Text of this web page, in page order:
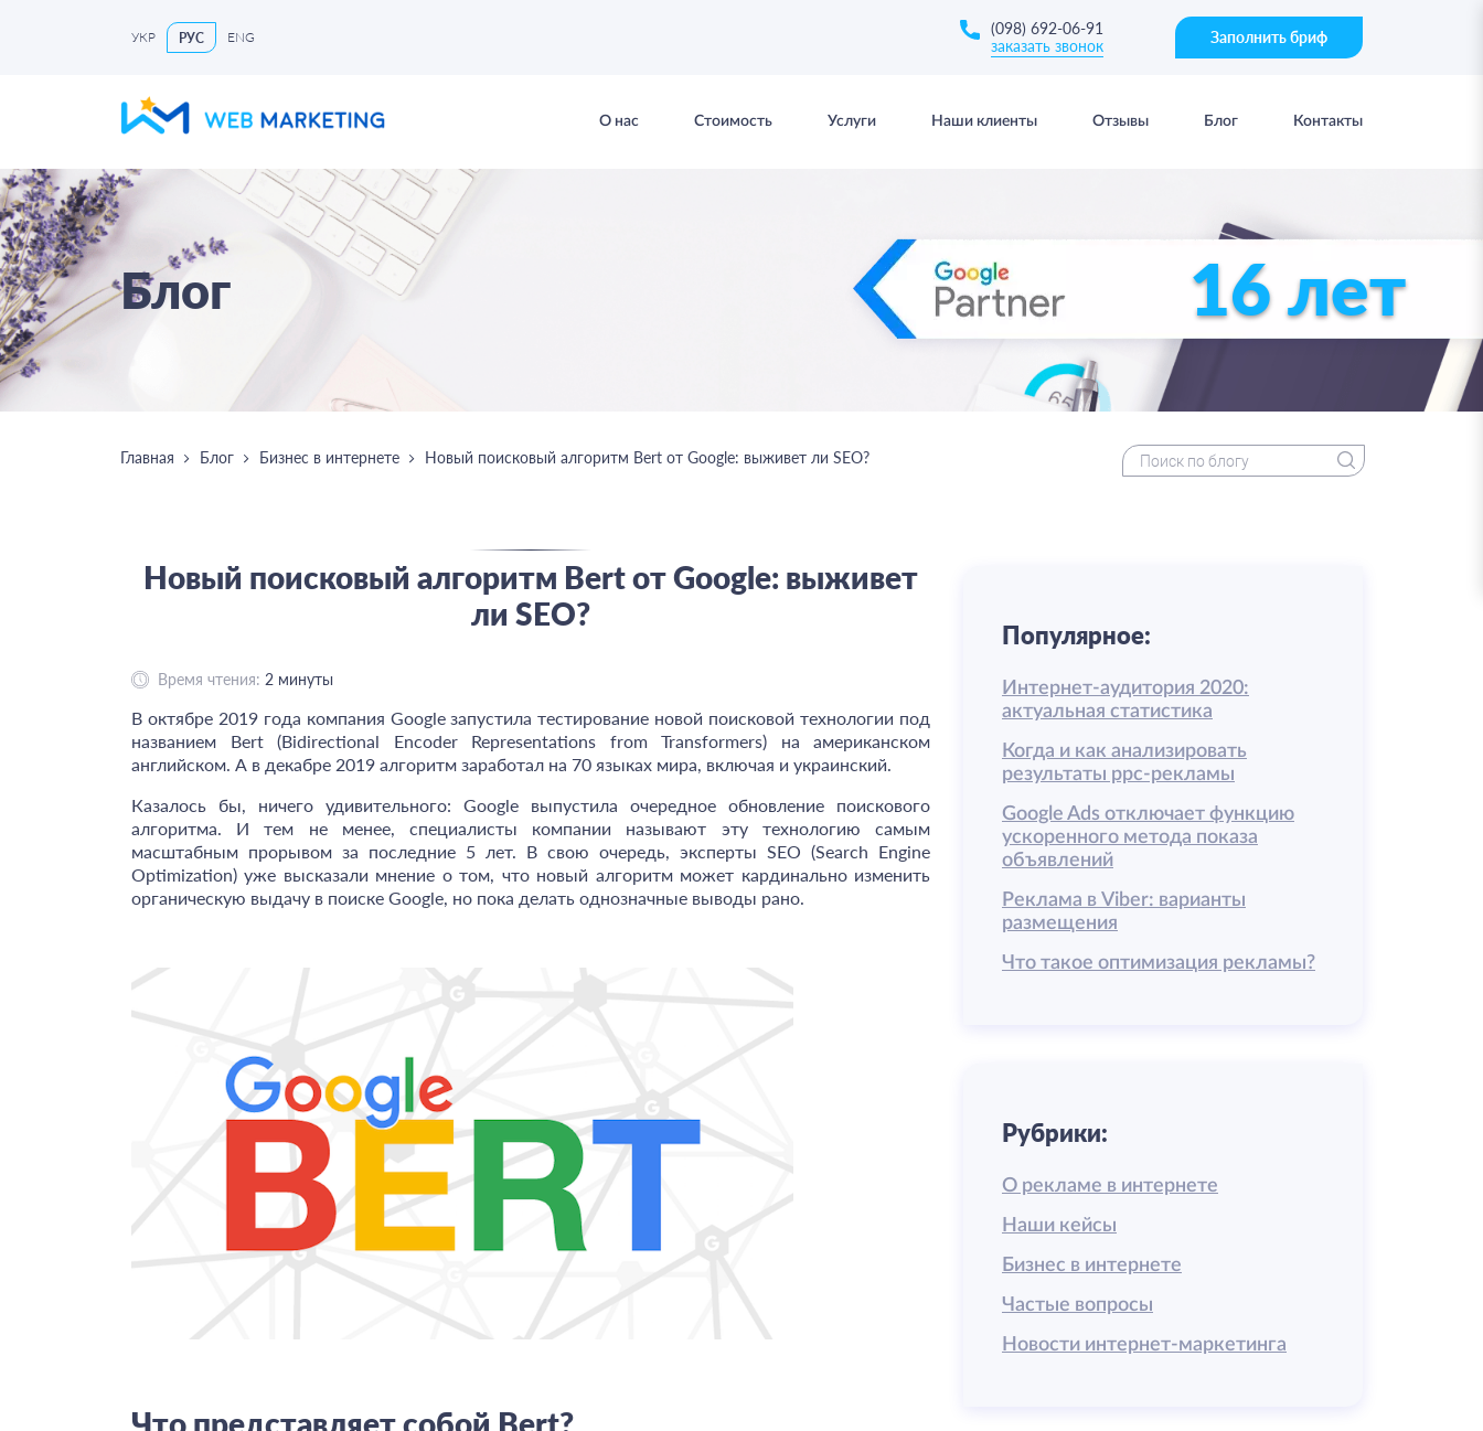
УКР РУС ENG
(098) 692-06-91
заказать звонок
Заполнить бриф
О нас Стоимость Услуги Наши клиенты Отзывы Блог Контакты
Блог 16 лет
Главная Блог Бизнес в интернете Новый поисковый алгоритм Bert от Google: выживет ли SEO?
Новый поисковый алгоритм Bert от Google: выживет
ли SEO?
Время чтения: 2 минуты
В октябре 2019 года компания Google запустила тестирование новой поисковой технологии под
названием Bert (Bidirectional Encoder Representations from Transformers) на американском
английском. А в декабре 2019 алгоритм заработал на 70 языках мира, включая и украинский.
Казалось бы, ничего удивительного: Google выпустила очередное обновление поискового
алгоритма. И тем не менее, специалисты компании называют эту технологию самым
масштабным прорывом за последние 5 лет. В свою очередь, эксперты SEO (Search Engine
Optimization) уже высказали мнение о том, что новый алгоритм может кардинально изменить
органическую выдачу в поиске Google, но пока делать однозначные выводы рано.
Что представляет собой Bert?
Популярное:
Интернет-аудитория 2020:
актуальная статистика
Когда и как анализировать
результаты ррс-рекламы
Google Ads отключает функцию
ускоренного метода показа
объявлений
Реклама в Viber: варианты
размещения
Что такое оптимизация рекламы?
Рубрики:
О рекламе в интернете
Наши кейсы
Бизнес в интернете
Частые вопросы
Новости интернет-маркетинга